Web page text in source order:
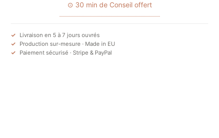
⊙ 30 min de Conseil offert
Livraison en 5 à 7 jours ouvrés
Production sur-mesure · Made in EU
Paiement sécurisé · Stripe & PayPal